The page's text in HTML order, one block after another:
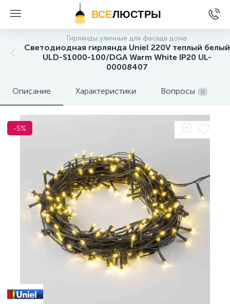
ВСЕЛЮСТРЫ
Гирлянды уличные для фасада дома
Светодиодная гирлянда Uniel 220V теплый белый
ULD-S1000-100/DGA Warm White IP20 UL-
00008407
Описание Характеристики Вопросы 0
-5%